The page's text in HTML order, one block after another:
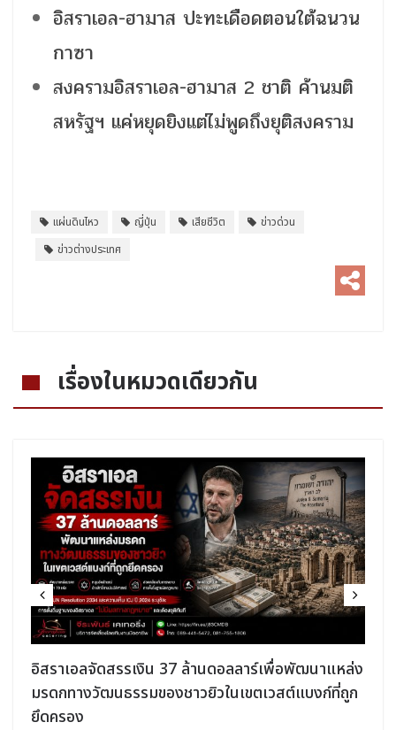
อิสราเอล-ฮามาส ปะทะเดือดตอนใต้ฉนวน
กาซา
สงครามอิสราเอล-ฮามาส 2 ชาติ ค้านมติ
สหรัฐฯ แค่หยุดยิงแต่ไม่พูดถึงยุติสงคราม
แผ่นดินไหว ญี่ปุ่น เสียชีวิต
ข่าวด่วน
ข่าวต่างประเทศ
เรื่องในหมวดเดียวกัน
อิสราเอลจัดสรรเงิน 37 ล้านดอลลาร์เพื่อพัฒนาแหล่ง
มรดกทางวัฒนธรรมของชาวยิวในเขตเวสต์แบงก์ที่ถูก
ยึดครอง